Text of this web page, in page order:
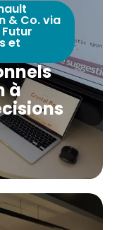
& Co. via
et
à